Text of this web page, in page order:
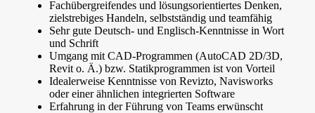
Fachübergreifendes und lösungsorientiertes Denken,
zielstrebiges Handeln, selbstständig und teamfähig
Sehr gute Deutsch- und Englisch-Kenntnisse in Wort
und Schrift
Umgang mit CAD-Programmen (AutoCAD 2D/3D,
Revit o. Ä.) bzw. Statikprogrammen ist von Vorteil
Idealerweise Kenntnisse von Revizto, Navisworks
oder einer ähnlichen integrierten Software
Erfahrung in der Führung von Teams erwünscht